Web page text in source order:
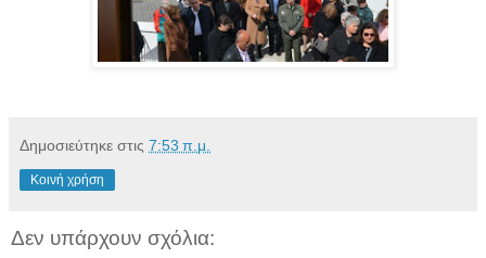
Δημοσιεύτηκε στις 7:53 π.μ.
Κοινή χρήση
Δεν υπάρχουν σχόλια: